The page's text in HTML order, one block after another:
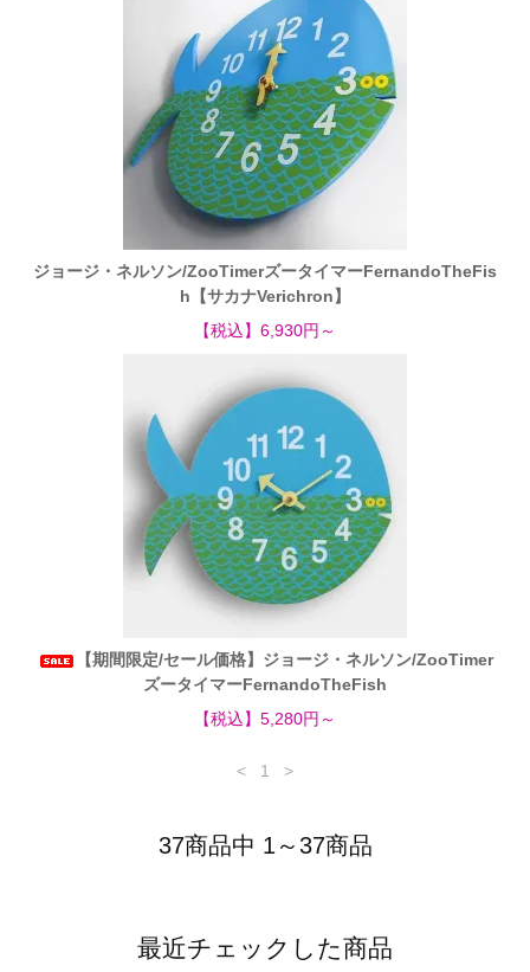
ジョージ・ネルソン/ZooTimerズータイマーFernandoTheFis
h【サカナVerichron】
【税込】6,930円～
【期間限定/セール価格】ジョージ・ネルソン/ZooTimer
ズータイマーFernandoTheFish
【税込】5,280円～
< 1 >
37商品中 1～37商品
最近チェックした商品